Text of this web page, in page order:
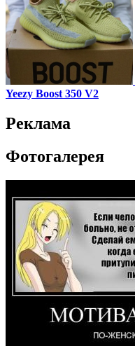
Yeezy Boost 350 V2
Реклама
Фотогалерея